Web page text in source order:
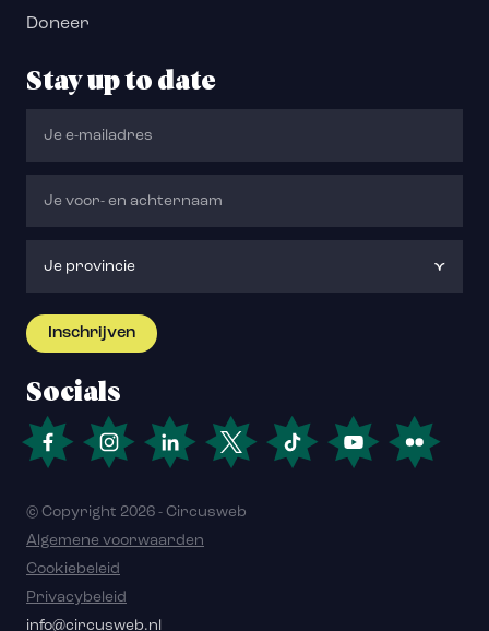
Doneer
Stay up to date
Socials
© Copyright 2026 - Circusweb
Algemene voorwaarden
Cookiebeleid
Privacybeleid
info@circusweb.nl